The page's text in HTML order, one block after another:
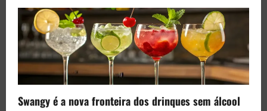
Swangy é a nova fronteira dos drinques sem álcool